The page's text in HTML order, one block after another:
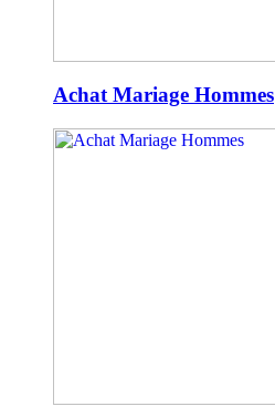
Achat Mariage Hommes